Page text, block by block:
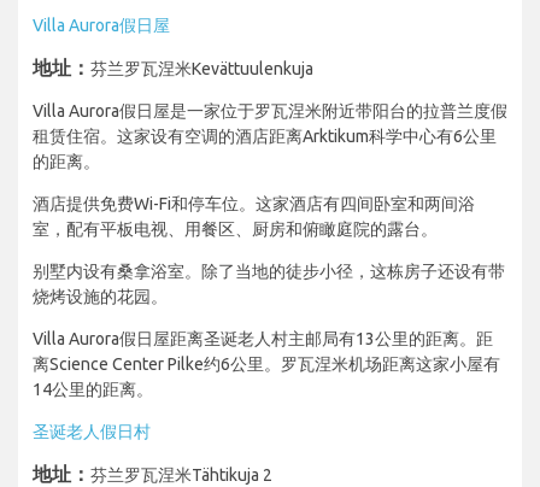
Villa Aurora假日屋
地址： 芬兰罗瓦涅米Kevättuulenkuja
Villa Aurora假日屋是一家位于罗瓦涅米附近带阳台的拉普兰度假
租赁住宿。这家设有空调的酒店距离Arktikum科学中心有6公里
的距离。
酒店提供免费Wi-Fi和停车位。这家酒店有四间卧室和两间浴
室，配有平板电视、用餐区、厨房和俯瞰庭院的露台。
别墅内设有桑拿浴室。除了当地的徒步小径，这栋房子还设有带
烧烤设施的花园。
Villa Aurora假日屋距离圣诞老人村主邮局有13公里的距离。距
离Science Center Pilke约6公里。罗瓦涅米机场距离这家小屋有
14公里的距离。
圣诞老人假日村
地址： 芬兰罗瓦涅米Tähtikuja 2